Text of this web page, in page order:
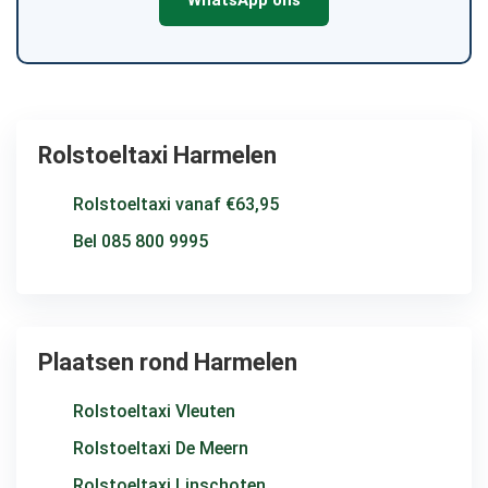
Rolstoeltaxi Harmelen
Rolstoeltaxi vanaf €63,95
Bel 085 800 9995
Plaatsen rond Harmelen
Rolstoeltaxi Vleuten
Rolstoeltaxi De Meern